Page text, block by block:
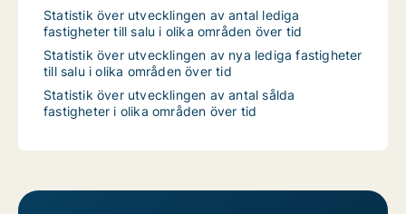
Statistik över utvecklingen av antal lediga
fastigheter till salu i olika områden över tid
Statistik över utvecklingen av nya lediga fastigheter
till salu i olika områden över tid
Statistik över utvecklingen av antal sålda
fastigheter i olika områden över tid